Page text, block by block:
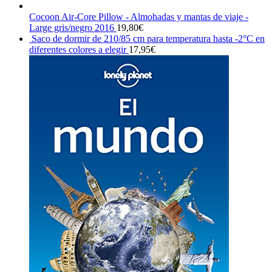
Cocoon Air-Core Pillow - Almohadas y mantas de viaje -
Large gris/negro 2016 19,80€
Saco de dormir de 210/85 cm para temperatura hasta -2°C en
diferentes colores a elegir 17,95€